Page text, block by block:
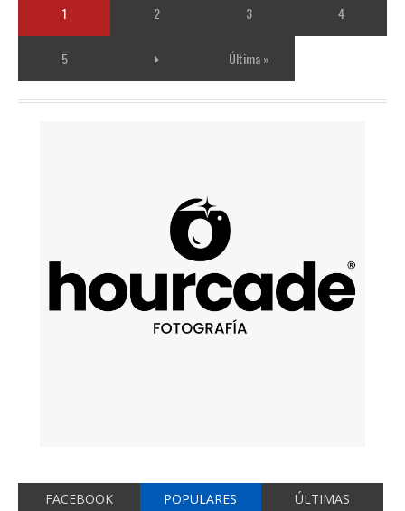
1 2 3 4
5 Última »
FACEBOOK POPULARES ÚLTIMAS